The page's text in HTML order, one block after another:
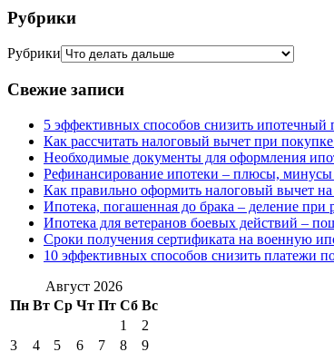
Рубрики
Рубрики
Свежие записи
5 эффективных способов снизить
Как рассчитать налоговый вычет при
Необходимые документы для оформления
Рефинансирование ипотеки – плюсы,
Как правильно оформить налоговый вычет
Ипотека, погашенная до брака – деление при
Ипотека для ветеранов боевых действий –
Сроки получения сертификата на военную
10 эффективных способов снизить платежи
Август 2026
Пн Вт Ср Чт Пт Сб Вс
1
2
3
4 5 6 7 8 9